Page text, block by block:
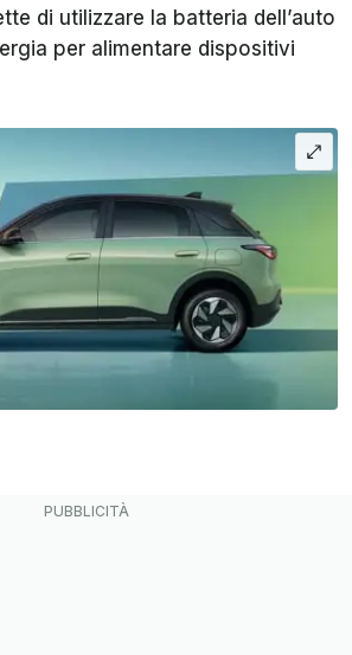
di utilizzare la batteria dell’auto
per alimentare dispositivi